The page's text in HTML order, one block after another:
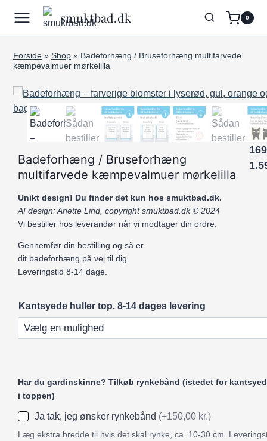
indhold
smuktbad.dk 0
Forside » Shop » Badeforhæng / Bruseforhæng multifarvede
kæmpevalmuer mørkelilla
Badeforhæng / Bruseforhæng
multifarvede kæmpevalmuer mørkelilla
Unikt design! Du finder det kun hos smuktbad.dk.
AI design: Anette Lind, copyright smuktbad.dk © 2024
Vi bestiller hos leverandør når vi modtager din ordre.
Gennemfør din bestilling og så er
dit badeforhæng på vej til dig.
Leveringstid 8-14 dage.
Kantsyede huller top. 8-14 dages levering
Har du gardinskinne? Tilkøb rynkebånd (istedet for
i toppen)
Ja tak, jeg ønsker rynkebånd (+150,00 kr.)
Læg ekstra bredde til hvis det skal rynke, ca. 10-30 cm.